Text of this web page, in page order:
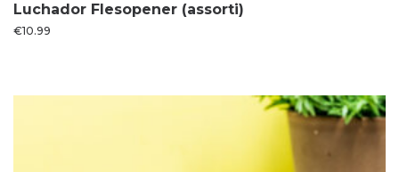
Luchador Flesopener (assorti)
€10.99